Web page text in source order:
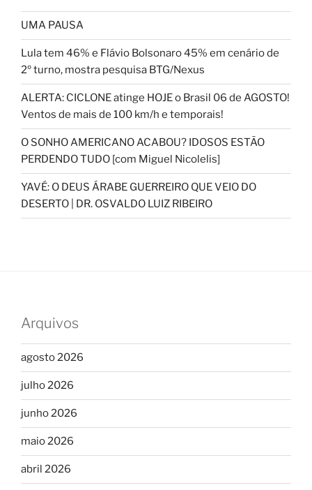
UMA PAUSA
Lula tem 46% e Flávio Bolsonaro 45% em cenário de
2º turno, mostra pesquisa BTG/Nexus
ALERTA: CICLONE atinge HOJE o Brasil 06 de AGOSTO!
Ventos de mais de 100 km/h e temporais!
O SONHO AMERICANO ACABOU? IDOSOS ESTÃO
PERDENDO TUDO [com Miguel Nicolelis]
YAVÉ: O DEUS ÁRABE GUERREIRO QUE VEIO DO
DESERTO | DR. OSVALDO LUIZ RIBEIRO
Arquivos
agosto 2026
julho 2026
junho 2026
maio 2026
abril 2026